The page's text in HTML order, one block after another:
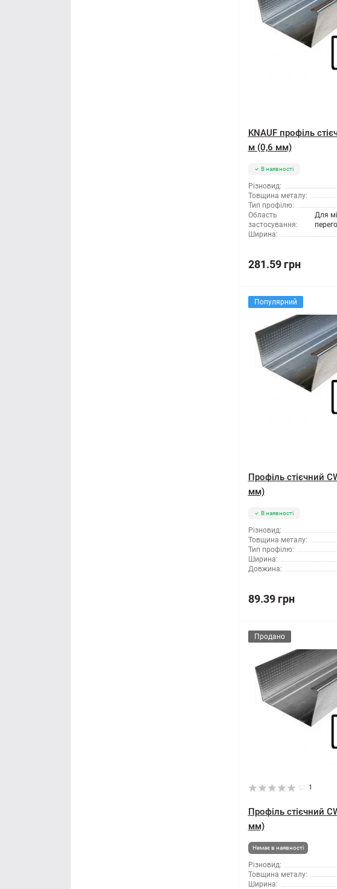
KNAUF профіль
м (0,6 мм)
В наявності
Різновид:
Товщина металу:
Тип профілю:
Область
застосування:
Для
Ширина:
281.59 грн
Популярний
Профіль стієчний
мм)
В наявності
Різновид:
Товщина металу:
Тип профілю:
Ширина:
Довжина:
89.39 грн
Продано
1
Профіль стієчний
мм)
Немає в наявності
Різновид:
Товщина металу:
Ширина: